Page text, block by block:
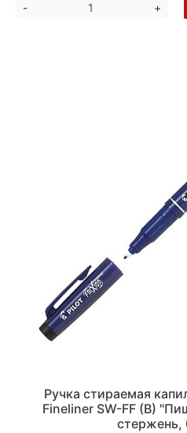
- +
Ручка стираемая
Fineliner SW-FF (B)